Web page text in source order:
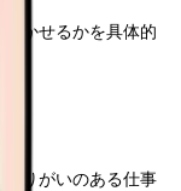
かせるかを具体的
りがいのある仕事